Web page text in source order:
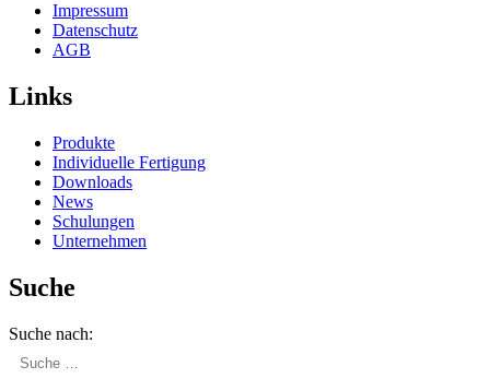
Impressum
Daten­schutz
AGB
Links
Produkte
Indivi­duelle Fertigung
Downloads
News
Schulungen
Unter­nehmen
Suche
Suche nach: